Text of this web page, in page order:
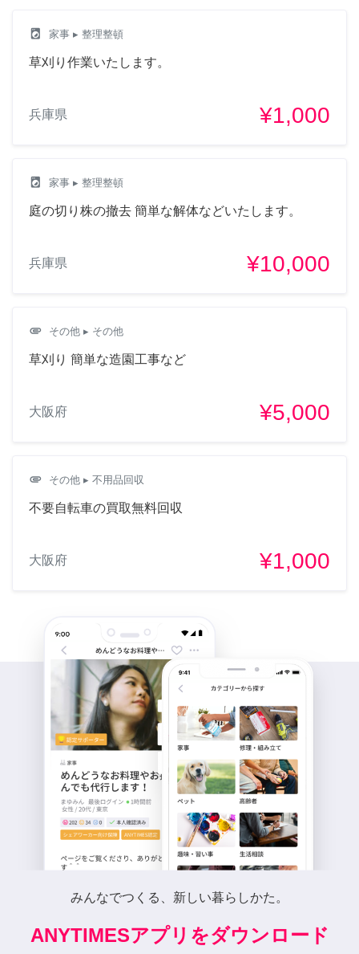
local_laundry_service 家事 ▸ 整理整頓
草刈り作業いたします。
兵庫県 ¥1,000
local_laundry_service 家事 ▸ 整理整頓
庭の切り株の撤去 簡単な解体などいたします。
兵庫県 ¥10,000
attachment その他 ▸ その他
草刈り 簡単な造園工事など
大阪府 ¥5,000
attachment その他 ▸ 不用品回収
不要自転車の買取無料回収
大阪府 ¥1,000
みんなでつくる、新しい暮らしかた。
ANYTIMESアプリをダウンロード